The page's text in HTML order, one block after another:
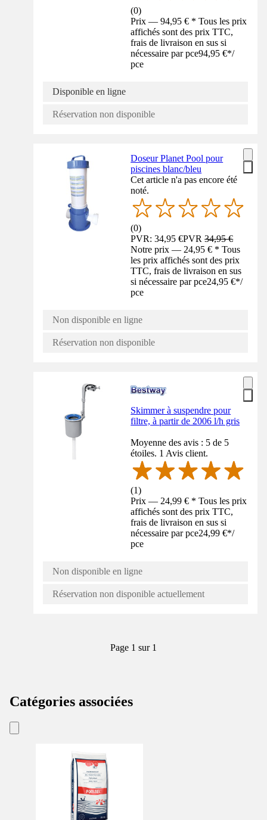
(0)
Prix — 94,95 € * Tous les prix
affichés sont des prix TTC,
frais de livraison en sus si
nécessaire par pce94,95 €*/
pce
Disponible en ligne
Réservation non disponible
Doseur Planet Pool pour
piscines blanc/bleu
Cet article n'a pas encore été
noté.
(0)
PVR: 34,95 €PVR34,95 €
Notre prix — 24,95 € * Tous
les prix affichés sont des prix
TTC, frais de livraison en sus
si nécessaire par pce24,95 €*/
pce
Non disponible en ligne
Réservation non disponible
Skimmer à suspendre pour
filtre, à partir de 2006 l/h gris
Moyenne des avis : 5 de 5
étoiles. 1 Avis client.
(1)
Prix — 24,99 € * Tous les prix
affichés sont des prix TTC,
frais de livraison en sus si
nécessaire par pce24,99 €*/
pce
Non disponible en ligne
Réservation non disponible actuellement
Page 1 sur 1
Catégories associées